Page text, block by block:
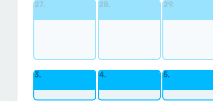
27. 28. 29.
3. 4. 5.